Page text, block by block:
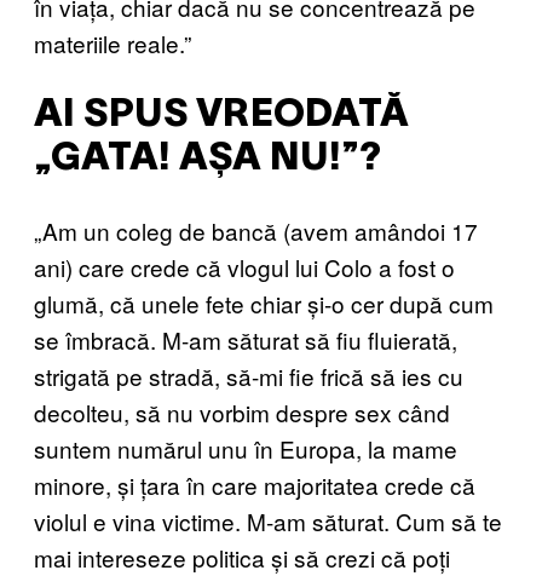
în viața, chiar dacă nu se concentrează pe
materiile reale.”
AI SPUS VREODATĂ
„GATA! AȘA NU!”?
„Am un coleg de bancă (avem amândoi 17
ani) care crede că vlogul lui Colo a fost o
glumă, că unele fete chiar și-o cer după cum
se îmbracă. M-am săturat să fiu fluierată,
strigată pe stradă, să-mi fie frică să ies cu
decolteu, să nu vorbim despre sex când
suntem numărul unu în Europa, la mame
minore, și țara în care majoritatea crede că
violul e vina victime. M-am săturat. Cum să te
mai intereseze politica și să crezi că poți